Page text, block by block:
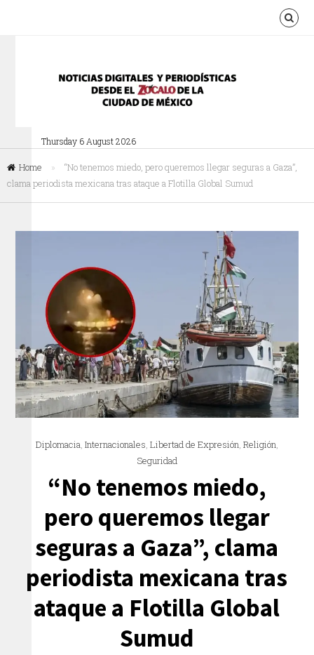
Thursday 6 August 2026
Home »
“No tenemos miedo, pero queremos llegar seguras a Gaza”,
clama periodista mexicana tras ataque a Flotilla Global Sumud
Diplomacia, Internacionales, Libertad de Expresión, Religión,
Seguridad
“No tenemos miedo,
pero queremos llegar
seguras a Gaza”, clama
periodista mexicana tras
ataque a Flotilla Global
Sumud